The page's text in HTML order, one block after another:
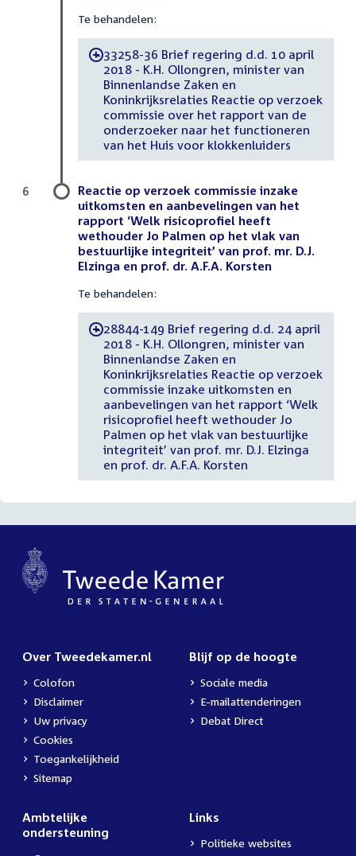
Te behandelen:
-33258-36 Brief regering d.d. 10 april
2018 - K.H. Ollongren, minister van
Binnenlandse Zaken en
Koninkrijksrelaties Reactie op verzoek
commissie over het rapport van de
onderzoeker naar het functioneren
van het Huis voor klokkenluiders
Reactie op verzoek commissie inzake
uitkomsten en aanbevelingen van het
rapport ‘Welk risicoprofiel heeft
wethouder Jo Palmen op het vlak van
bestuurlijke integriteit’ van prof. mr. D.J.
Elzinga en prof. dr. A.F.A. Korsten
Te behandelen:
-28844-149 Brief regering d.d. 24 april
2018 - K.H. Ollongren, minister van
Binnenlandse Zaken en
Koninkrijksrelaties Reactie op verzoek
commissie inzake uitkomsten en
aanbevelingen van het rapport ‘Welk
risicoprofiel heeft wethouder Jo
Palmen op het vlak van bestuurlijke
integriteit’ van prof. mr. D.J. Elzinga
en prof. dr. A.F.A. Korsten
6
Over Tweedekamer.nl
Colofon
Disclaimer
Uw privacy
Cookies
Toegankelijkheid
Sitemap
Blijf op de hoogte
Sociale media
E-mailattenderingen
Debat Direct
Ambtelijke
ondersteuning
Links
Politieke websites